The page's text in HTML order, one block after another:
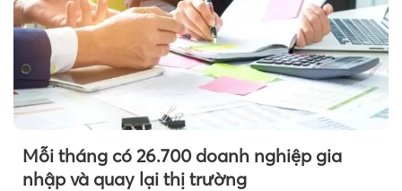
Mỗi tháng có 26.700 doanh nghiệp gia
nhập và quay lại thị trường